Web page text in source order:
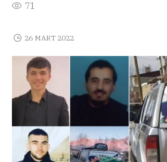
71
26 MART 2022